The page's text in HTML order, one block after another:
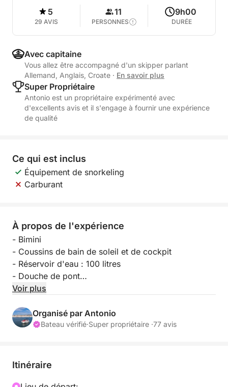
5
29 AVIS
11
PERSONNES
9h00
DURÉE
Avec capitaine
Vous allez être accompagné d'un skipper parlant
Allemand, Anglais, Croate · En savoir plus
Super Propriétaire
Antonio est un propriétaire expérimenté avec
d'excellents avis et il s'engage à fournir une expérience
de qualité
Ce qui est inclus
Équipement de snorkeling
Carburant
À propos de l'expérience
- Bimini
- Coussins de bain de soleil et de cockpit
- Réservoir d'eau : 100 litres
- Douche de pont
- GPS/Sondeur Lowrance 9
- Direction hydraulique
- Prise 12 V
- Équipement de sécurité complet à bord
Voir plus
Organisé par Antonio
Bateau vérifié·Super propriétaire ·77 avis
Itinéraire